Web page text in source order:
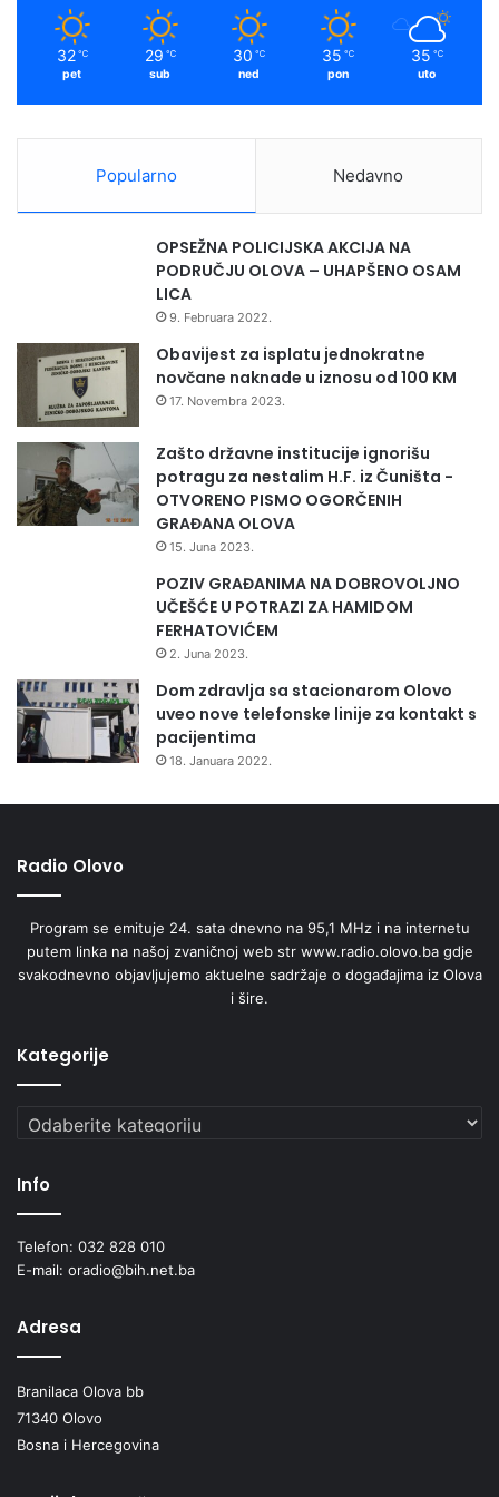
pozitivnih pacijenata na
Infektivnom odjelu
30
3
respiratornoj podršci
0
Broj umrlih osoba/pacijenata
od COVID-19
IZVOR: Institut za zdravlje i sigurnost hrane Zenica
NAPOMENA: Prijavljeni smrtni slučaj u KB Zenica je od
19.07.2020. godine (nedjelja).
STATISTIKA FEDERALNOG MINISTARSTVA ZDRAVSTVA
Pozivamo građane da se pridržavaju uputa i mjera kriznih
štabova, a sve one koji obnašaju funkcije vlasti na
angažman, solidarnost i službu narodu.
Borimo se za zdravlje svakog čovjeka, borimo se za
32 ℃
pet
29 ℃
sub
30 ℃
ned
35 ℃
pon
35 ℃
uto
Popularno Nedavno
OPSEŽNA POLICIJSKA AKCIJA NA
PODRUČJU OLOVA – UHAPŠENO OSAM
LICA
9. Februara 2022.
Obavijest za isplatu jednokratne
novčane naknade u iznosu od 100 KM
17. Novembra 2023.
Zašto državne institucije ignorišu
potragu za nestalim H.F. iz Čuništa -
OTVORENO PISMO OGORČENIH
GRAĐANA OLOVA
15. Juna 2023.
POZIV GRAĐANIMA NA DOBROVOLJNO
UČEŠĆE U POTRAZI ZA HAMIDOM
FERHATOVIĆEM
2. Juna 2023.
Dom zdravlja sa stacionarom Olovo
uveo nove telefonske linije za kontakt s
pacijentima
18. Januara 2022.
Radio Olovo
Program se emituje 24. sata dnevno na 95,1 MHz i na internetu
putem linka na našoj zvaničnoj web str www.radio.olovo.ba gdje
svakodnevno objavljujemo aktuelne sadržaje o događajima iz Olova
i šire.
Kategorije
Kategorije
Info
Telefon: 032 828 010
E-mail: oradio@bih.net.ba
Adresa
Branilaca Olova bb
71340 Olovo
Bosna i Hercegovina